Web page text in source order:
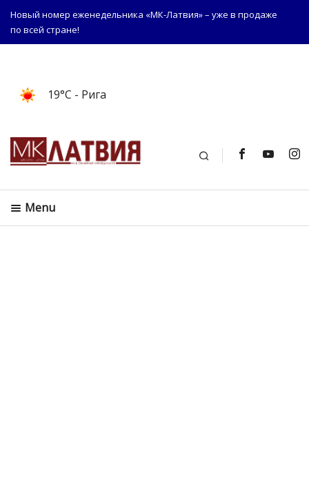
Новый номер еженедельника «МК-Латвия» – уже в продаже
по всей стране!
19°C - Рига
Поиск
Menu